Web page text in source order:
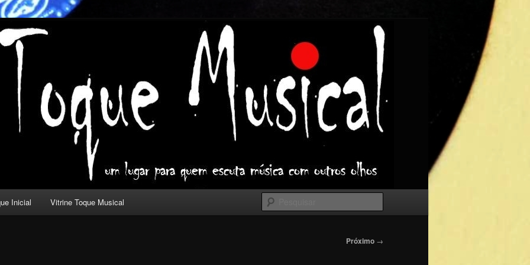
com outros olhos.
Inicial Vitrine Toque Musical
Próximo →